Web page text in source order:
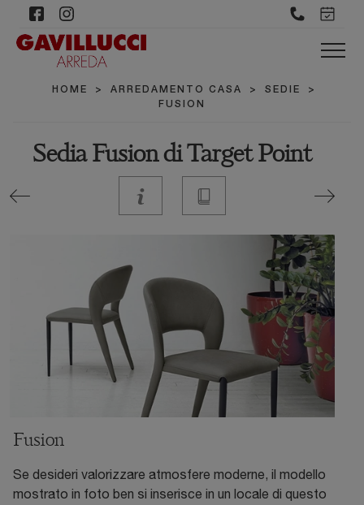
HOME > ARREDAMENTO CASA > SEDIE
>
FUSION
Sedia Fusion di Target Point
Fusion
Se desideri valorizzare atmosfere moderne, il modello
mostrato in foto ben si inserisce in un locale di questo